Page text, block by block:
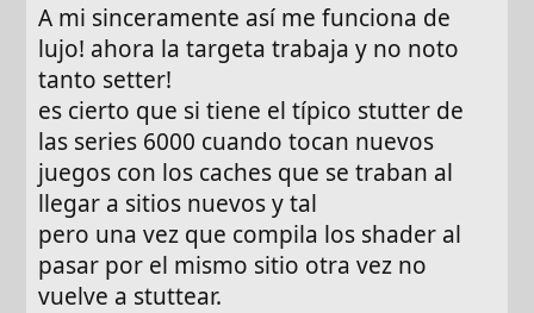
A mi sinceramente así me funciona de
lujo! ahora la targeta trabaja y no noto
tanto setter!
es cierto que si tiene el típico stutter de
las series 6000 cuando tocan nuevos
juegos con los caches que se traban al
llegar a sitios nuevos y tal
pero una vez que compila los shader al
pasar por el mismo sitio otra vez no
vuelve a stuttear.